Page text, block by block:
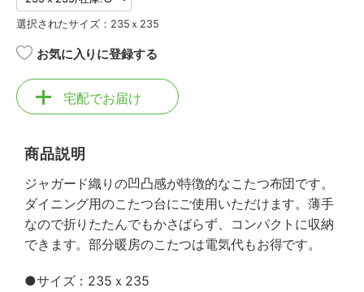
選択されたサイズ：235ｘ235
お気に入りに登録する
宅配でお届け
商品説明
ジャガード織りの凹凸感が特徴的なこたつ布団です。
ダイニング用のこたつ台にご使用いただけます。薄手
なので折りたたんでもかさばらず、コンパクトに収納
できます。部分暖房のこたつは電気代もお得です。
●サイズ：235ｘ235